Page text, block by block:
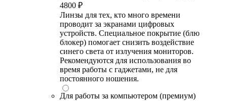
4800 ₽
Линзы для тех, кто много времени
проводит за экранами цифровых
устройств. Специальное покрытие (блю
блокер) помогает снизить воздействие
синего света от излучения мониторов.
Рекомендуются для использования во
время работы с гаджетами, не для
постоянного ношения.
Для работы за компьютером (премиум)